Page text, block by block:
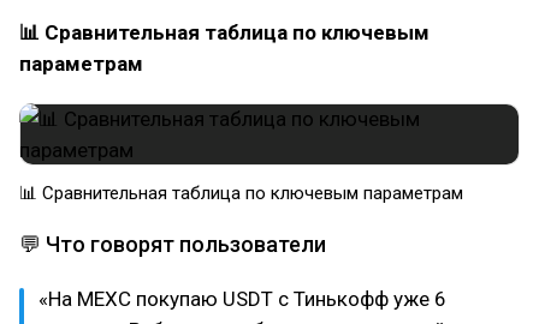
📊 Сравнительная таблица по ключевым
параметрам
📊 Сравнительная таблица по ключевым параметрам
💬 Что говорят пользователи
«На MEXC покупаю USDT с Тинькофф уже 6